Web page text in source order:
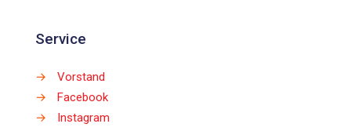
Service
→
Vorstand
→
Facebook
→
Instagram